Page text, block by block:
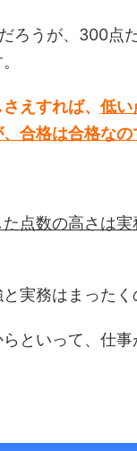
ろうが、300点
えすれば、 低い
合格は合格なの
点数の高さは
実務はまったく
といって、仕